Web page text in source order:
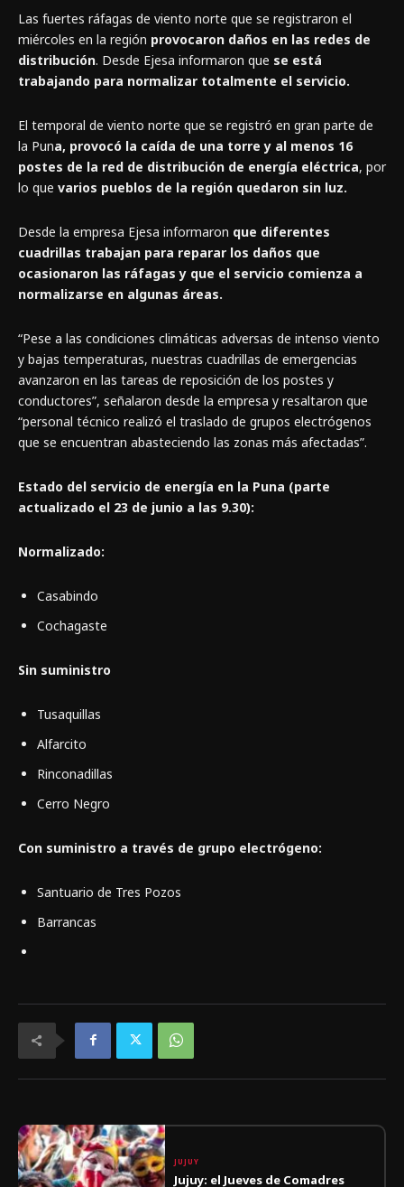
Las fuertes ráfagas de viento norte que se registraron el
miércoles en la región provocaron daños en las redes de
distribución. Desde Ejesa informaron que se está
trabajando para normalizar totalmente el servicio.
El temporal de viento norte que se registró en gran parte de
la Puna, provocó la caída de una torre y al menos 16
postes de la red de distribución de energía eléctrica, por
lo que varios pueblos de la región quedaron sin luz.
Desde la empresa Ejesa informaron que diferentes
cuadrillas trabajan para reparar los daños que
ocasionaron las ráfagas y que el servicio comienza a
normalizarse en algunas áreas.
“Pese a las condiciones climáticas adversas de intenso viento
y bajas temperaturas, nuestras cuadrillas de emergencias
avanzaron en las tareas de reposición de los postes y
conductores”, señalaron desde la empresa y resaltaron que
“personal técnico realizó el traslado de grupos electrógenos
que se encuentran abasteciendo las zonas más afectadas”.
Estado del servicio de energía en la Puna (parte
actualizado el 23 de junio a las 9.30):
Normalizado:
Casabindo
Cochagaste
Sin suministro
Tusaquillas
Alfarcito
Rinconadillas
Cerro Negro
Con suministro a través de grupo electrógeno:
Santuario de Tres Pozos
Barrancas
JUJUY
Jujuy: el Jueves de Comadres